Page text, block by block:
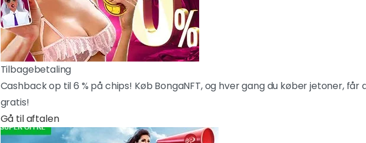
Tilbagebetaling
Cashback op til 6 % på chips! Køb BongaNFT, og hver gang du køber jetoner,
gratis!
Gå til aftalen